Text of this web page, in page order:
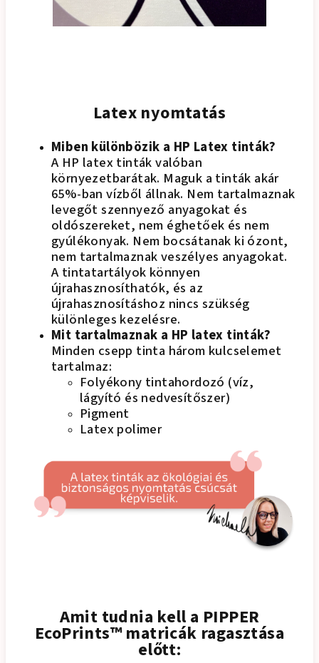
Latex nyomtatás
Miben különbözik a HP Latex tinták?
A HP latex tinták valóban
környezetbarátak. Maguk a tinták akár
65%-ban vízből állnak. Nem tartalmaznak
levegőt szennyező anyagokat és
oldószereket, nem éghetőek és nem
gyúlékonyak. Nem bocsátanak ki ózont,
nem tartalmaznak veszélyes anyagokat.
A tintatartályok könnyen
újrahasznosíthatók, és az
újrahasznosításhoz nincs szükség
különleges kezelésre.
Mit tartalmaznak a HP latex tinták?
Minden csepp tinta három kulcselemet
tartalmaz:
Folyékony tintahordozó (víz,
lágyító és nedvesítőszer)
Pigment
Latex polimer
Amit tudnia kell a PIPPER
EcoPrints™ matricák ragasztása
előtt: